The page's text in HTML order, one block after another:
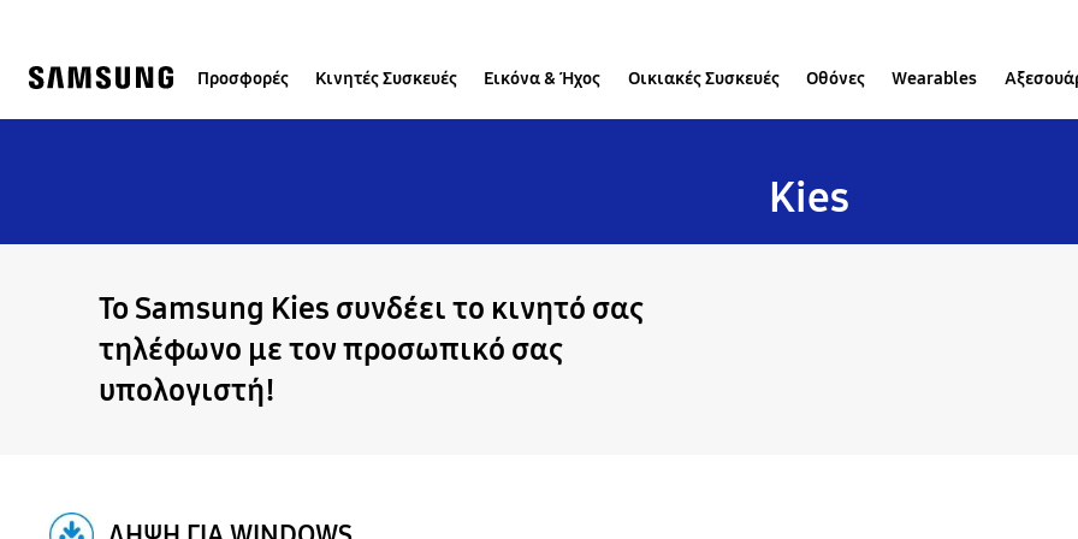
help
Προσφορές Κινητές Συσκευές Εικόνα & Ήχος Οικιακές Συσκευές Οθόνες Wearables
Kies
To Samsung Kies συνδέει το κινητό σας
τηλέφωνο με τον προσωπικό σας
υπολογιστή!